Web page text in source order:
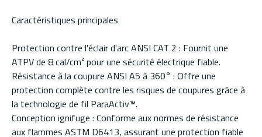
Caractéristiques principales
Protection contre l'éclair d'arc ANSI CAT 2 : Fournit une
ATPV de 8 cal/cm² pour une sécurité électrique fiable.
Résistance à la coupure ANSI A5 à 360° : Offre une
protection complète contre les risques de coupures grâce à
la technologie de fil ParaActiv™.
Conception ignifuge : Conforme aux normes de résistance
aux flammes ASTM D6413, assurant une protection fiable